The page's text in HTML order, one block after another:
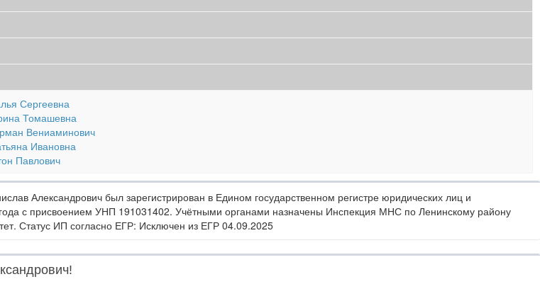
Сергеевна
Томашевна
Вениаминович
Ивановна
Павлович
Александрович был зарегистрирован в Едином государственном регистре юридических лиц и
с присвоением УНП 191031402. Учётными органами назначены Инспекция МНС по Ленинскому району
Статус ИП согласно ЕГР: Исключен из ЕГР 04.09.2025